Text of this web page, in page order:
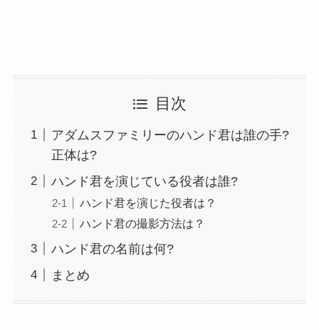
目次
アダムスファミリーのハンド君は誰の手?
正体は?
ハンド君を演じている役者は誰?
ハンド君を演じた役者は？
ハンド君の撮影方法は？
ハンド君の名前は何?
まとめ